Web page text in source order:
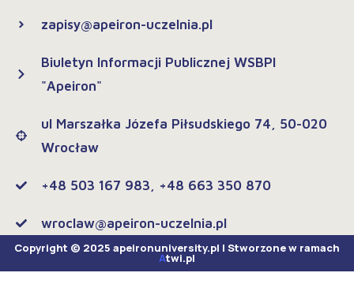
zapisy@apeiron-uczelnia.pl
Biuletyn Informacji Publicznej WSBPI
"Apeiron"
ul Marszałka Józefa Piłsudskiego 74, 50-020
Wrocław
+48 503 167 983, +48 663 350 870
wroclaw@apeiron-uczelnia.pl
Copyright © 2025 apeironuniversity.pl | Stworzone w ramach
Atwi.pl